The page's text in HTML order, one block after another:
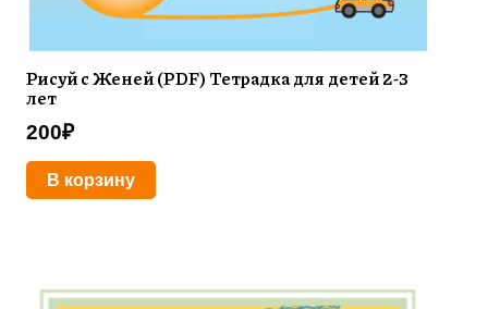
Рисуй с Женей (PDF) Тетрадка для детей 2-3
лет
200₽
В корзину